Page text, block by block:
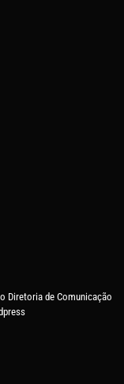
Diretoria de Comunicação